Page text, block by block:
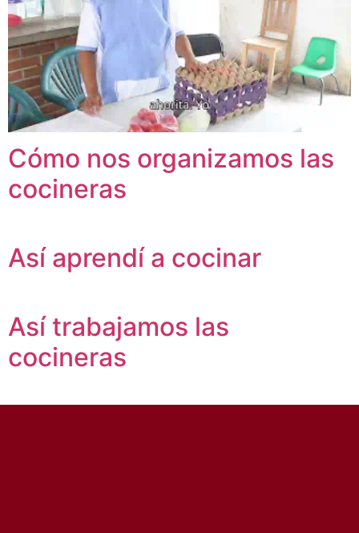
Cómo nos organizamos las
cocineras
Así aprendí a cocinar
Así trabajamos las
cocineras